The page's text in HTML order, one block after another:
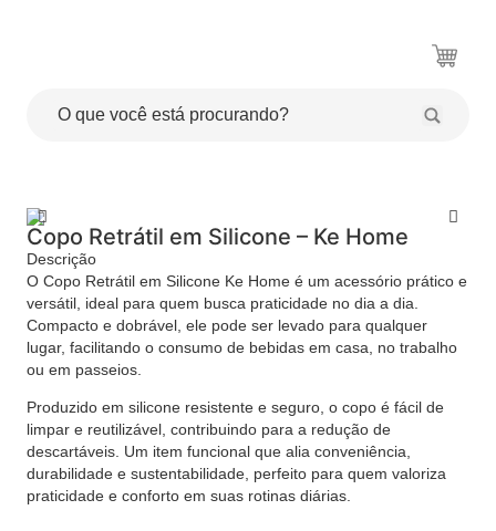
Copo Retrátil em Silicone – Ke Home
Descrição
O Copo Retrátil em Silicone Ke Home é um acessório prático e
versátil, ideal para quem busca praticidade no dia a dia.
Compacto e dobrável, ele pode ser levado para qualquer
lugar, facilitando o consumo de bebidas em casa, no trabalho
ou em passeios.
Produzido em silicone resistente e seguro, o copo é fácil de
limpar e reutilizável, contribuindo para a redução de
descartáveis. Um item funcional que alia conveniência,
durabilidade e sustentabilidade, perfeito para quem valoriza
praticidade e conforto em suas rotinas diárias.